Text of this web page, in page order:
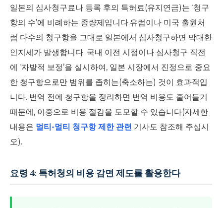
일본의 심사청구료나 등록 후의 특허료(유지연금)는 ‘청구
항의 수’에 비례하는 종량제입니다.유럽이나 미국 출원처
럼 다수의 청구항을 그대로 일본에서 심사청구하면 막대한
인지세가 발생합니다. 국내 이전 시점이나 심사청구 직전
에 ‘자발적 보정’을 실시하여, 일본 시장에서 진정으로 중요
한 청구항으로만 범위를 좁히는(축소하는) 것이 효과적입
니다. 번역 전에 청구항을 정리하면 번역 비용도 줄어들기
때문에, 이중으로 비용 절감을 도모할 수 있습니다(자세한
내용은 멀티-멀티 청구항 제한 관련 기사도 참조해 주십시
오).
요령 4: 특허청의 비용 감면 제도를 활용한다